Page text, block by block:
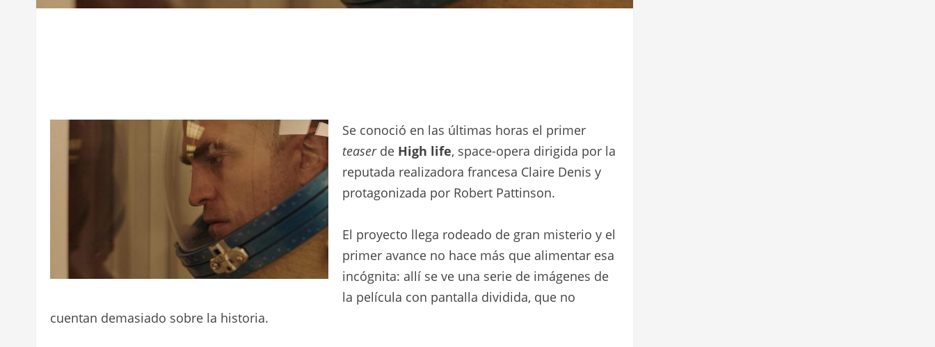
Se conoció en las últimas horas el primer
teaserde High life, space-opera dirigida por la
reputada realizadora francesa Claire Denis y
protagonizada por Robert Pattinson.
El proyecto llega rodeado de gran misterio y el
primer avance no hace más que alimentar esa
incógnita: allí se ve una serie de imágenes de
la película con pantalla dividida, que no
cuentan demasiado sobre la historia.